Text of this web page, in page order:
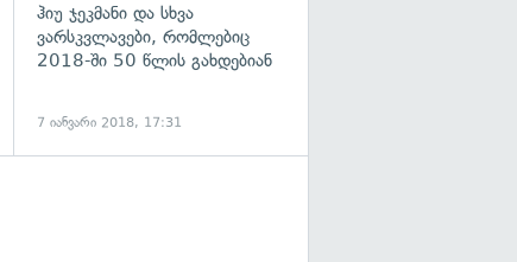
ჰიუ ჯეკმანი და სხვა
ვარსკვლავები, რომლებიც
2018-ში 50 წლის გახდებიან
7 იანვარი 2018, 17:31